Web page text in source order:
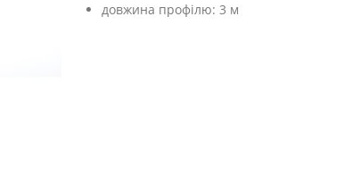
довжина профілю: 3 м